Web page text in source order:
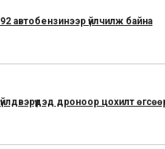
автобензинээр үйлчилж байна
дроноор цохилт